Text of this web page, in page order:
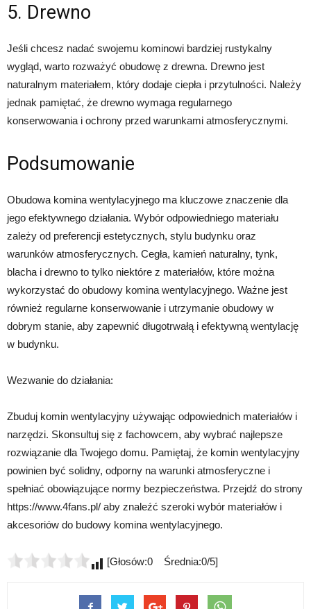
5. Drewno
Jeśli chcesz nadać swojemu kominowi bardziej rustykalny
wygląd, warto rozważyć obudowę z drewna. Drewno jest
naturalnym materiałem, który dodaje ciepła i przytulności. Należy
jednak pamiętać, że drewno wymaga regularnego
konserwowania i ochrony przed warunkami atmosferycznymi.
Podsumowanie
Obudowa komina wentylacyjnego ma kluczowe znaczenie dla
jego efektywnego działania. Wybór odpowiedniego materiału
zależy od preferencji estetycznych, stylu budynku oraz
warunków atmosferycznych. Cegła, kamień naturalny, tynk,
blacha i drewno to tylko niektóre z materiałów, które można
wykorzystać do obudowy komina wentylacyjnego. Ważne jest
również regularne konserwowanie i utrzymanie obudowy w
dobrym stanie, aby zapewnić długotrwałą i efektywną wentylację
w budynku.
Wezwanie do działania:
Zbuduj komin wentylacyjny używając odpowiednich materiałów i
narzędzi. Skonsultuj się z fachowcem, aby wybrać najlepsze
rozwiązanie dla Twojego domu. Pamiętaj, że komin wentylacyjny
powinien być solidny, odporny na warunki atmosferyczne i
spełniać obowiązujące normy bezpieczeństwa. Przejdź do strony
https://www.4fans.pl/ aby znaleźć szeroki wybór materiałów i
akcesoriów do budowy komina wentylacyjnego.
[Głosów:0 Średnia:0/5]